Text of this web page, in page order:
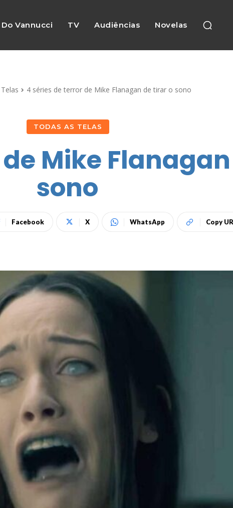
Vannucci TV Audiências Novelas
4 séries de terror de Mike Flanagan de tirar o sono
TODAS AS TELAS
Mike
sono
Facebook X WhatsApp Copy